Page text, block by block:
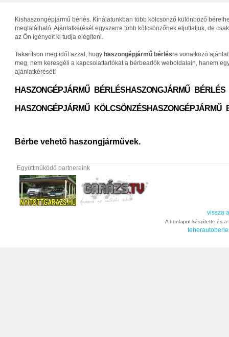
Kishaszongépjármű bérlés. Kínálatunkban több kölcsönző különböző
megtalálható. Ajánlatkérését egyszerre több kölcsönzőnek eljuttatjuk, de
az Ön igényeit ki tudja elégíteni.
Takarítson meg időt azzal, hogy haszongépjármű bérlésre vonatkozó
meg, nem keresgéli a kapcsolattartókat a bérbeadók weboldalain, hanem
ajánlatkérését!
HASZONGÉPJÁRMŰ BÉRLÉSHASZONGJÁRMŰ BÉRLÉS
HASZONGÉPJÁRMŰ KÖLCSÖNZÉSHASZONGÉPJÁRMŰ
Bérbe vehető haszongjárművek.
Együttműködő partnereink
vissza
A honlapot készítette és